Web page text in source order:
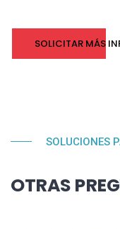
SOLICITAR MÁS
SOLUCIONES
OTRAS